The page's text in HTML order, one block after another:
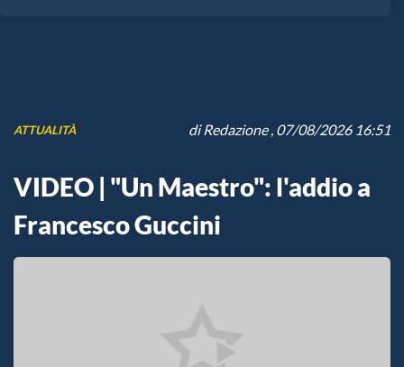
ATTUALITÀ diRedazione, 07/08/2026 16:51
VIDEO | "Un Maestro": l'addio a
Francesco Guccini